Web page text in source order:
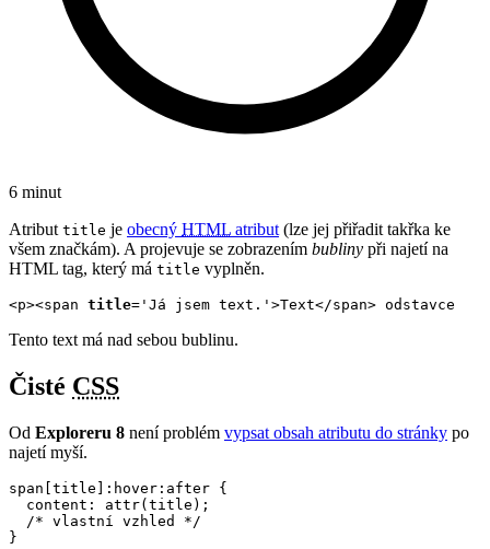
6 minut
Atribut title je obecný HTML atribut (lze jej přiřadit takřka ke
všem značkám). A projevuje se zobrazením bubliny při najetí na
HTML tag, který má title vyplněn.
<p><span title='Já jsem text.'>Text</span> odstavce
Tento text má nad sebou bublinu.
Čisté CSS
Od Exploreru 8 není problém vypsat obsah atributu do stránky po
najetí myší.
span[title]:hover:after {
  content: attr(title);
  /* vlastní vzhled */
}